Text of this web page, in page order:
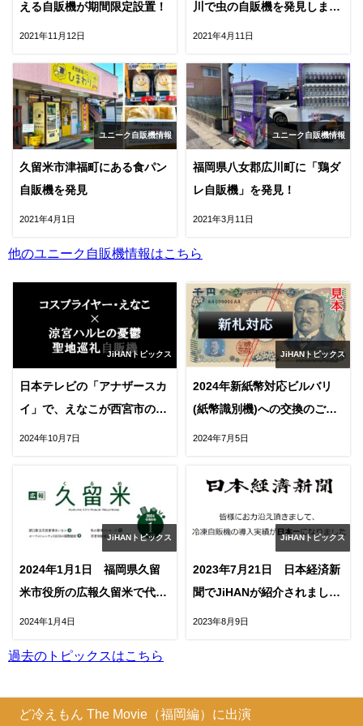
える自販機が期間限定設置！
2021年11月12日
川で虫の自販機を発見しまし
た。
2021年4月11日
ユニーク自販機情報
久留米市津福町にある食パン
自販機を発見
2021年4月1日
ユニーク自販機情報
福岡県八女郡広川町に「鶏ダ
レ自販機」を発見！
2021年3月11日
他のユニーク自販機情報はこちら
JiHANトピックス
日本テレビの「アナザースカ
イ」で、えなこが西宮市のア
ニメ聖地巡礼自販機を特集
2024年10月7日
JiHANトピックス
2024年新紙幣対応ビルバリ
(紙幣識別機)への交換のご案
2024年7月5日
JiHANトピックス
2024年1月1日 福岡県久留
米市役所の広報久留米で代表
2024年1月4日
JiHANトピックス
2023年7月21日 日本経済新
聞でJiHANが紹介されまし
2023年8月9日
過去のトピックスはこちら
ど冷えもん The Movie（福岡編）に出演